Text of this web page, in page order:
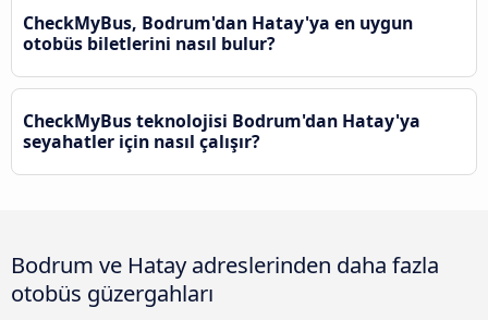
CheckMyBus, Bodrum'dan Hatay'ya en uygun
otobüs biletlerini nasıl bulur?
CheckMyBus teknolojisi Bodrum'dan Hatay'ya
seyahatler için nasıl çalışır?
Bodrum ve Hatay adreslerinden daha fazla
otobüs güzergahları